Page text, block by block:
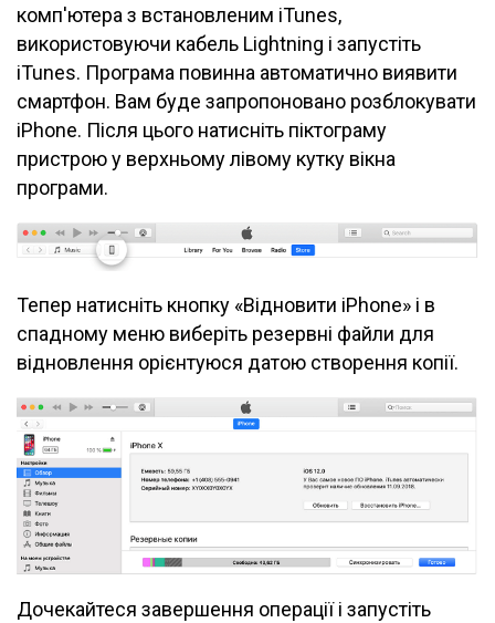
комп'ютера з встановленим iTunes,
використовуючи кабель Lightning і запустіть
iTunes. Програма повинна автоматично виявити
смартфон. Вам буде запропоновано розблокувати
iPhone. Після цього натисніть піктограму
пристрою у верхньому лівому кутку вікна
програми.
Тепер натисніть кнопку «Відновити iPhone» і в
спадному меню виберіть резервні файли для
відновлення орієнтуюся датою створення копії.
Дочекайтеся завершення операції і запустіть